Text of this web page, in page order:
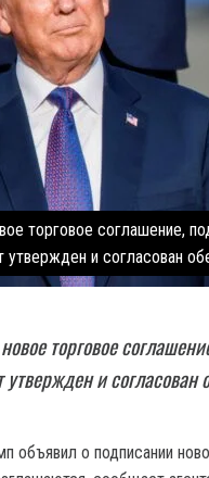
торговое соглашение,
утвержден и согласован
торговое
и согласован
о подписании